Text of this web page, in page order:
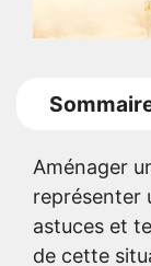
Aménager
représenter
astuces et
de cette